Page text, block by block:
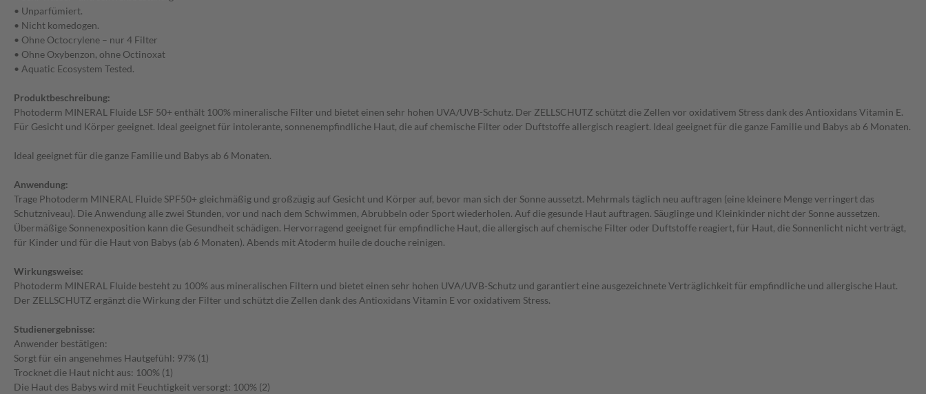
• Unparfümiert.
• Nicht komedogen.
• Ohne Octocrylene – nur 4 Filter
• Ohne Oxybenzon, ohne Octinoxat
• Aquatic Ecosystem Tested.
Produktbeschreibung:
Photoderm MINERAL Fluide LSF 50+ enthält 100% mineralische Filter und bietet einen sehr hohen UVA/UVB-Schutz. Der ZELLSCHUTZ schützt die Zellen vor oxidativem Stress dank des Antioxidans Vitamin E.
Für Gesicht und Körper geeignet. Ideal geeignet für intolerante, sonnenempfindliche Haut, die auf chemische Filter oder Duftstoffe allergisch reagiert. Ideal geeignet für die ganze Familie und Babys ab 6 Monaten.
Ideal geeignet für die ganze Familie und Babys ab 6 Monaten.
Anwendung:
Trage Photoderm MINERAL Fluide SPF50+ gleichmäßig und großzügig auf Gesicht und Körper auf, bevor man sich der Sonne aussetzt. Mehrmals täglich neu auftragen (eine kleinere Menge verringert das
Schutzniveau). Die Anwendung alle zwei Stunden, vor und nach dem Schwimmen, Abrubbeln oder Sport wiederholen. Auf die gesunde Haut auftragen. Säuglinge und Kleinkinder nicht der Sonne aussetzen.
Übermäßige Sonnenexposition kann die Gesundheit schädigen. Hervorragend geeignet für empfindliche Haut, die allergisch auf chemische Filter oder Duftstoffe reagiert, für Haut, die Sonnenlicht nicht verträgt,
für Kinder und für die Haut von Babys (ab 6 Monaten). Abends mit Atoderm huile de douche reinigen.
Wirkungsweise:
Photoderm MINERAL Fluide besteht zu 100% aus mineralischen Filtern und bietet einen sehr hohen UVA/UVB-Schutz und garantiert eine ausgezeichnete Verträglichkeit für empfindliche und allergische Haut.
Der ZELLSCHUTZ ergänzt die Wirkung der Filter und schützt die Zellen dank des Antioxidans Vitamin E vor oxidativem Stress.
Studienergebnisse:
Anwender bestätigen:
Sorgt für ein angenehmes Hautgefühl: 97% (1)
Trocknet die Haut nicht aus: 100% (1)
Die Haut des Babys wird mit Feuchtigkeit versorgt: 100% (2)